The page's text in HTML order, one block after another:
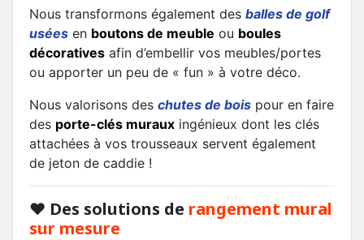
Nous transformons également des balles de golf
usées en boutons de meuble ou boules
décoratives afin d’embellir vos meubles/portes
ou apporter un peu de « fun » à votre déco.
Nous valorisons des chutes de bois pour en faire
des porte-clés muraux ingénieux dont les clés
attachées à vos trousseaux servent également
de jeton de caddie !
❤ Des solutions de rangement mural
sur mesure